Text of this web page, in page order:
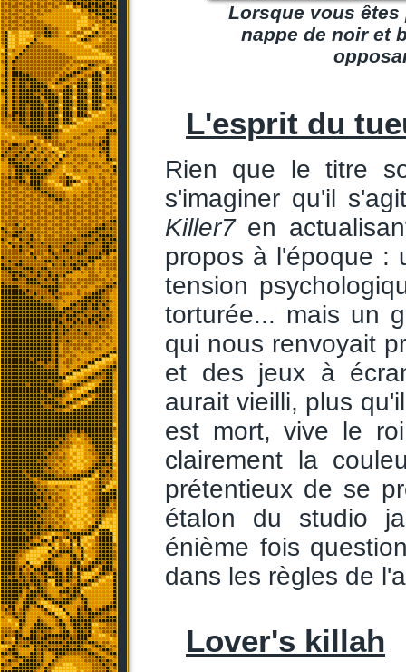
Lorsque vous êtes
nappe de noir et
L'esprit du
Rien que le titre
s'imaginer qu'il
Killer7en
propos à l'époque :
tension
torturée... mais un
qui nous renvoyait
et des jeux à
aurait vieilli, plus
est mort, vive le
clairement la
prétentieux de se
étalon du studio
énième fois
dans les règles de
Lover's killah